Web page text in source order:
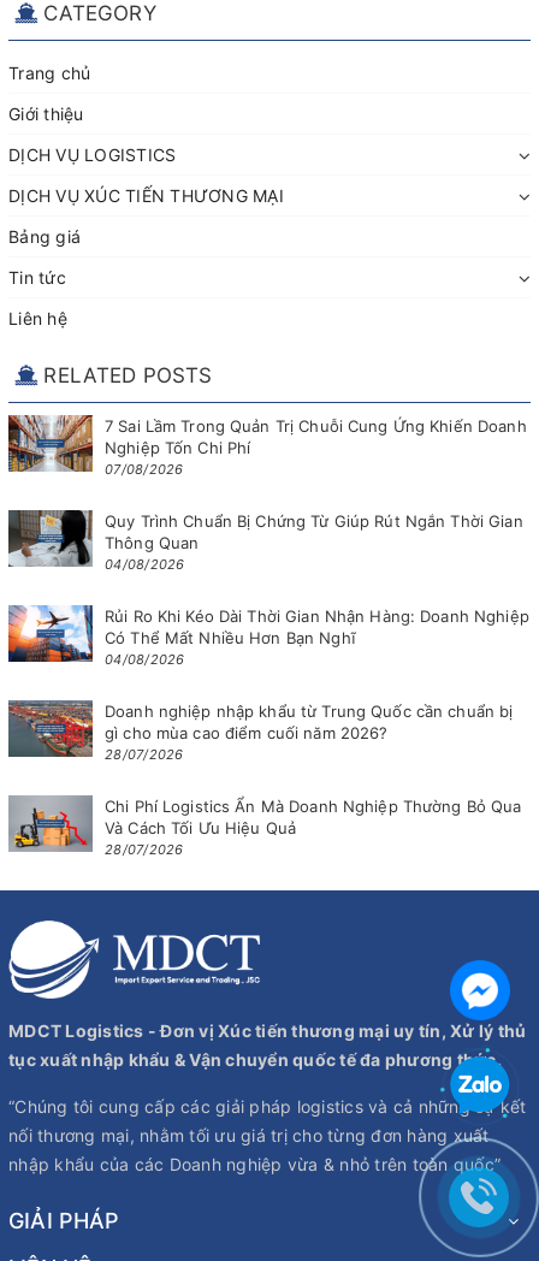
CATEGORY
Trang chủ
Giới thiệu
DỊCH VỤ LOGISTICS
DỊCH VỤ XÚC TIẾN THƯƠNG MẠI
Bảng giá
Tin tức
Liên hệ
RELATED POSTS
7 Sai Lầm Trong Quản Trị Chuỗi Cung Ứng Khiến Doanh
Nghiệp Tốn Chi Phí
07/08/2026
Quy Trình Chuẩn Bị Chứng Từ Giúp Rút Ngắn Thời Gian
Thông Quan
04/08/2026
Rủi Ro Khi Kéo Dài Thời Gian Nhận Hàng: Doanh Nghiệp
Có Thể Mất Nhiều Hơn Bạn Nghĩ
04/08/2026
Doanh nghiệp nhập khẩu từ Trung Quốc cần chuẩn bị
gì cho mùa cao điểm cuối năm 2026?
28/07/2026
Chi Phí Logistics Ẩn Mà Doanh Nghiệp Thường Bỏ Qua
Và Cách Tối Ưu Hiệu Quả
28/07/2026
MDCT Logistics - Đơn vị Xúc tiến thương mại uy tín, Xử lý thủ
tục xuất nhập khẩu & Vận chuyển quốc tế đa phương thức.
“Chúng tôi cung cấp các giải pháp logistics và cả những sự kết
nối thương mại, nhằm tối ưu giá trị cho từng đơn hàng xuất
nhập khẩu của các Doanh nghiệp vừa & nhỏ trên toàn quốc”
GIẢI PHÁP